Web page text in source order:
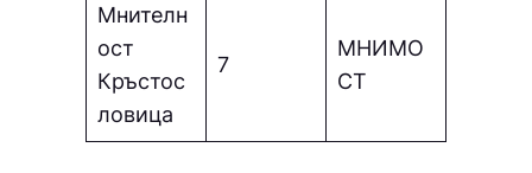
Мнителн
ост
Кръстос
ловица
7
МНИМO
CТ